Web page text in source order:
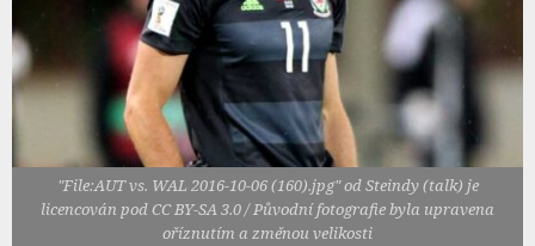
"File:AUT vs. WAL 2016-10-06 (160).jpg" od Steindy (talk) je
licencován pod CC BY-SA 3.0 / Původní fotografie byla upravena
oříznutím a změnou velikosti